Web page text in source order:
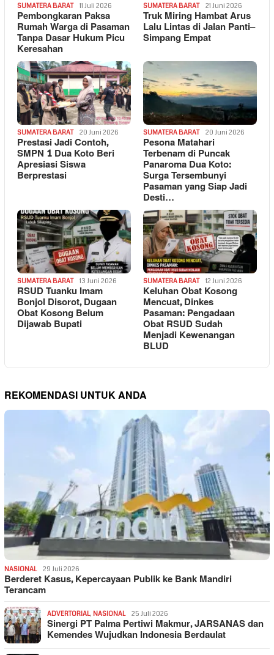
SUMATERA BARAT 11 Juli 2026
Pembongkaran Paksa
Rumah Warga di Pasaman
Tanpa Dasar Hukum Picu
Keresahan
SUMATERA BARAT 21 Juni 2026
Truk Miring Hambat Arus
Lalu Lintas di Jalan Panti–
Simpang Empat
SUMATERA BARAT 20 Juni 2026
Prestasi Jadi Contoh,
SMPN 1 Dua Koto Beri
Apresiasi Siswa
Berprestasi
SUMATERA BARAT 20 Juni 2026
Pesona Matahari
Terbenam di Puncak
Panaroma Dua Koto:
Surga Tersembunyi
Pasaman yang Siap Jadi
Desti…
SUMATERA BARAT 13 Juni 2026
RSUD Tuanku Imam
Bonjol Disorot, Dugaan
Obat Kosong Belum
Dijawab Bupati
SUMATERA BARAT 12 Juni 2026
Keluhan Obat Kosong
Mencuat, Dinkes
Pasaman: Pengadaan
Obat RSUD Sudah
Menjadi Kewenangan
BLUD
REKOMENDASI UNTUK ANDA
NASIONAL 29 Juli 2026
Berderet Kasus, Kepercayaan Publik ke Bank Mandiri
Terancam
ADVERTORIAL, NASIONAL 25 Juli 2026
Sinergi PT Palma Pertiwi Makmur, JARSANAS dan
Kemendes Wujudkan Indonesia Berdaulat